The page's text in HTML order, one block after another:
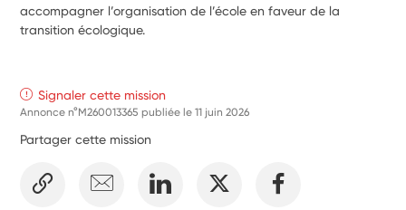
accompagner l’organisation de l’école en faveur de la
transition écologique.
Signaler cette mission
Annonce n°M260013365 publiée le11 juin 2026
Partager cette mission